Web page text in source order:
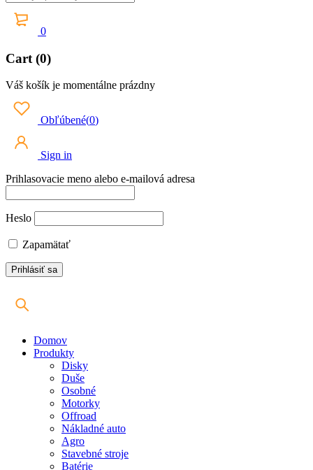
0
Cart (0)
Váš košík je momentálne prázdny
Obľúbené(0)
Sign in
Prihlasovacie meno alebo e-mailová adresa
Heslo
Zapamätať
Domov
Produkty
Disky
Duše
Osobné
Motorky
Offroad
Nákladné auto
Agro
Stavebné stroje
Batérie